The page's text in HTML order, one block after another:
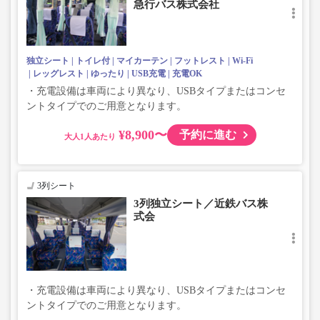
際で決定しますので、カスタマーセンターまでお問い合わ
せをお願いいたします。
急行バス株式会社
独立シート トイレ付 マイカーテン フットレスト
Wi-Fi
レッグレスト
ゆったり USB充電 充電OK
・充電設備は車両により異なり、USBタイプまたはコンセ
ントタイプでのご用意となります。
大人 ¥8,900〜 予約に進む
3列シート
3列独立シート／近鉄バス株
式会
・充電設備は車両により異なり、USBタイプまたはコンセ
ントタイプでのご用意となります。